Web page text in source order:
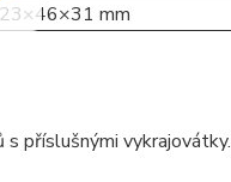
23×46×31 mm
příslušnými vykrajovátky.